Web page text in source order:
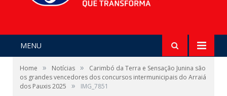
MENU
Home » Notícias »
Carimbó da Terra e Sensação Junina são
os grandes vencedores dos concursos intermunicipais do Arraiá
dos Pauxis 2025
» IMG_7851